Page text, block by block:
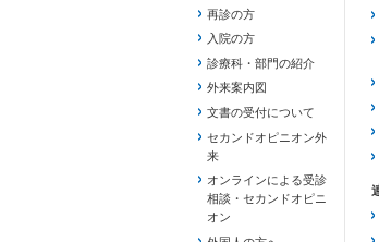
再診の方
入院の方
診療科・部門の紹介
外来案内図
文書の受付について
セカンドオピニオン外
来
オンラインによる受診
相談・セカンドオピニ
オン